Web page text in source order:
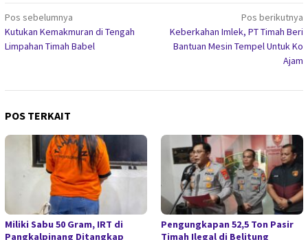
Navigasi
pos
Pos sebelumnya
Kutukan Kemakmuran di Tengah
Limpahan Timah Babel
Pos berikutnya
Keberkahan Imlek, PT Timah Beri
Bantuan Mesin Tempel Untuk Ko
Ajam
POS TERKAIT
Miliki Sabu 50 Gram, IRT di
Pangkalpinang Ditangkap
Pengungkapan 52,5 Ton Pasir
Timah Ilegal di Belitung